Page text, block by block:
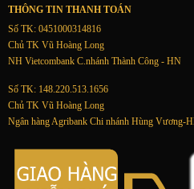
THÔNG TIN THANH TOÁN
Số TK: 0451000314816
Chủ TK Vũ Hoàng Long
NH Vietcombank C.nhánh Thành Công - HN
Số TK: 148.220.513.1656
Chủ TK Vũ Hoàng Long
Ngân hàng Agribank Chi nhánh Hùng Vương-